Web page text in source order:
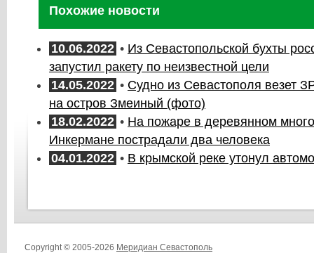
Похожие новости
10.06.2022 • Из Севастопольской бухты
запустил ракету по неизвестной цели
14.05.2022 • Судно из Севастополя везет
на остров Змеиный (фото)
18.02.2022 • На пожаре в деревянном
Инкермане пострадали два человека
04.01.2022 • В крымской реке утонул
Copyright © 2005-2026 Меридиан Севастополь